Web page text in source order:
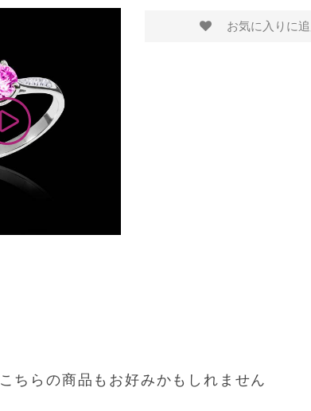
お気に入りに
こちらの商品もお好みかもしれません